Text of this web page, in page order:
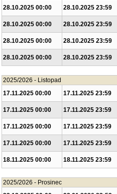
28.10.2025 00:00
28.10.2025 23:59
28.10.2025 00:00
28.10.2025 23:59
28.10.2025 00:00
28.10.2025 23:59
28.10.2025 00:00
28.10.2025 23:59
2025/2026 - Listopad
17.11.2025 00:00
17.11.2025 23:59
17.11.2025 00:00
17.11.2025 23:59
17.11.2025 00:00
17.11.2025 23:59
17.11.2025 00:00
17.11.2025 23:59
18.11.2025 00:00
18.11.2025 23:59
2025/2026 - Prosinec